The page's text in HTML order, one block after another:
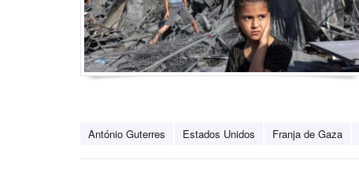
António Guterres Estados Unidos Franja de Gaza